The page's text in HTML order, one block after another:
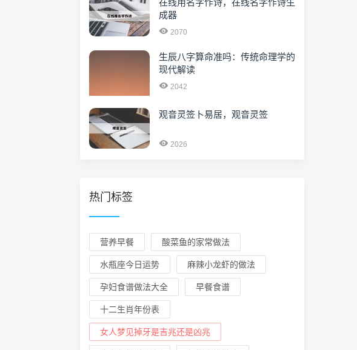
在线用名字作诗，在线名字作诗生
成器
2070
生辰八字算命准吗：传统命理学的
现代解读
2042
观音灵签卜易居，观音灵签
2026
热门标签
营养早餐 酸菜鱼的家常做法
水瓶座今日运势 麻辣小龙虾的做法
孕妇食谱做法大全 早餐食谱
十二生肖年份表
女人梦见掉牙是吉兆还是凶兆